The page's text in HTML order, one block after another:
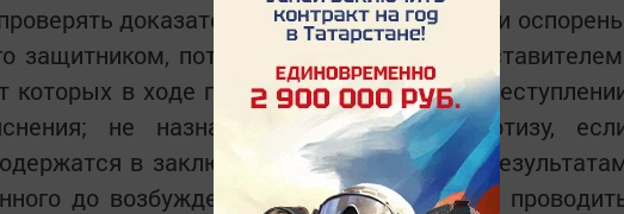
доказательства, если они не были
защитником, потерпевшим или его
которых в ходе проверки сообщения о
не назначать судебную экспертизу,
в заключении специалиста по
до возбуждения уголовного дела; не